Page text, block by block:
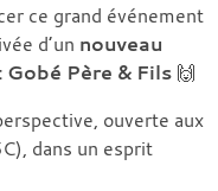
ce grand événement
d’un nouveau
Père & Fils 🙌
ouverte aux
dans un esprit